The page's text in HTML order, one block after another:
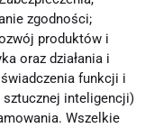
zgodności;
produktów i
oraz działania i
funkcji i
inteligencji)
Wszelkie